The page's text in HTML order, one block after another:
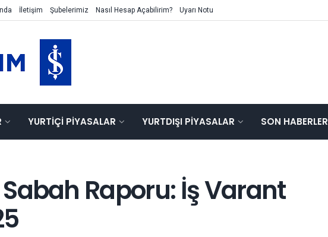
İletişim Şubelerimiz Nasıl Hesap Açabilirim? Uyarı Notu
YURTIÇI PIYASALAR YURTDIŞI PIYASALAR SON HABERLER
Raporu: İş Varant